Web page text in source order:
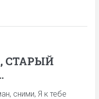
СТАРЫЙ
сними, Я к тебе